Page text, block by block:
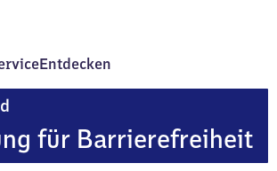
Entdecken
für Barrierefreiheit